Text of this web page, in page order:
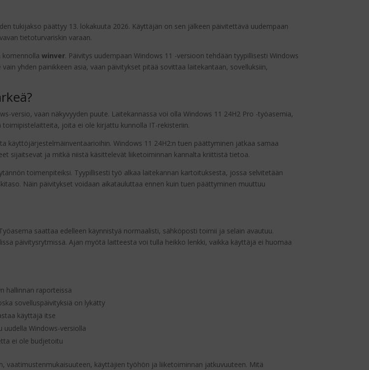
tukijakso päättyy 13. lokakuuta 2026. Käyttäjän on sen jälkeen päivitettävä uudempaan
tietoturvariskin varaan.
komennollawinver. Päivitys uudempaan Windows 11 -versioon tehdään tyypillisesti Windows
yhden painikkeen asia, vaan päivitykset pitää sovittaa laitekantaan, sovelluksiin,
versio, vaan näkyvyyden puute. Laitekannassa voi olla Windows 11 24H2 Pro -työasemia,
joita ei ole kirjattu kunnolla IT-rekisteriin.
käyttöjärjestelmäinventaarioihin. Windows 11 24H2:n tuen päättyminen jatkaa samaa
sijaitsevat ja mitkä niistä käsittelevät liiketoiminnan kannalta kriittistä tietoa.
toimenpiteiksi. Tyypillisesti työ alkaa laitekannan kartoituksesta, jossa selvitetään
Näin päivitykset voidaan aikatauluttaa ennen kuin tuen päättyminen muuttuu
saattaa edelleen käynnistyä normaalisti, sähköposti toimii ja selain avautuu.
päivitysrytmissä. Ajan myötä laitteesta voi tulla heikko lenkki, vaikka käyttäjä ei huomaa
hallinnan raporteissa
sovelluspäivityksiä on lykätty
käyttäjä itse
Windows-versiolla
ei ole budjetoitu
vaatimustenmukaisuuteen, käyttäjien työhön ja liiketoiminnan jatkuvuuteen. Mitä